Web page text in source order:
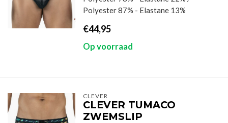
Polyester 87% - Elastane 13%
€44,95
Op voorraad
CLEVER
CLEVER TUMACO
ZWEMSLIP